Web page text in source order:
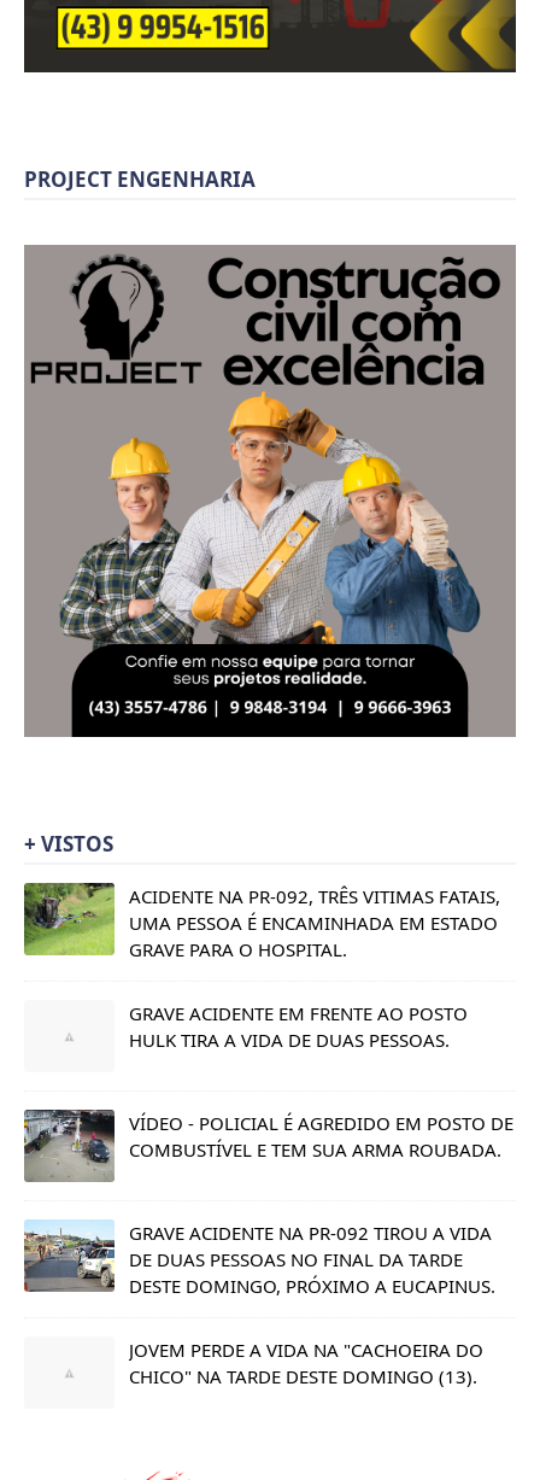
PROJECT ENGENHARIA
+ VISTOS
ACIDENTE NA PR-092, TRÊS VITIMAS FATAIS,
UMA PESSOA É ENCAMINHADA EM ESTADO
GRAVE PARA O HOSPITAL.
GRAVE ACIDENTE EM FRENTE AO POSTO
HULK TIRA A VIDA DE DUAS PESSOAS.
VÍDEO - POLICIAL É AGREDIDO EM POSTO DE
COMBUSTÍVEL E TEM SUA ARMA ROUBADA.
GRAVE ACIDENTE NA PR-092 TIROU A VIDA
DE DUAS PESSOAS NO FINAL DA TARDE
DESTE DOMINGO, PRÓXIMO A EUCAPINUS.
JOVEM PERDE A VIDA NA "CACHOEIRA DO
CHICO" NA TARDE DESTE DOMINGO (13).